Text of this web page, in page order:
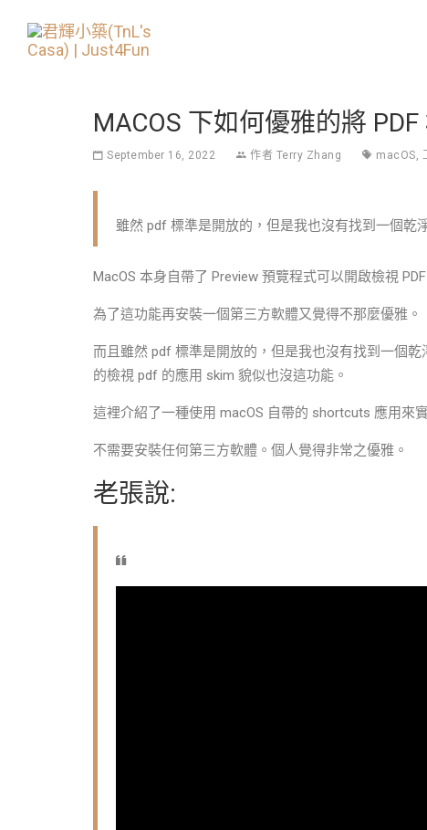
MACOS 下如何優雅的將
September 16, 2022 作者 Terry Zhang macOS,
雖然 pdf 標準是開放的，但是我也沒有找到一個乾
MacOS 本身自帶了 Preview 預覽程式可以開啟檢視
為了這功能再安裝一個第三方軟體又覺得不那麼優雅。
而且雖然 pdf 標準是開放的，但是我也沒有找到一個
的檢視 pdf 的應用 skim 貌似也沒這功能。
這裡介紹了一種使用 macOS 自帶的 shortcuts 應用來
不需要安裝任何第三方軟體。個人覺得非常之優雅。
老張說: